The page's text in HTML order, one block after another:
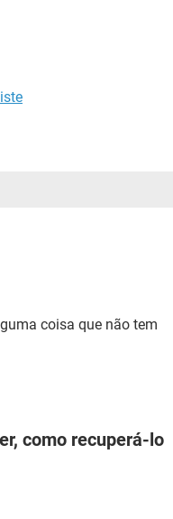
coisa que não tem
como recuperá-lo